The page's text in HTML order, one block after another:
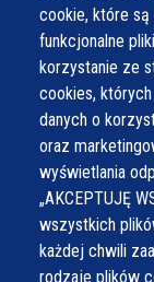
cookie, które są
funkcjonalne
korzystanie ze
cookies,
danych o
oraz
wyświetlania
„AKCEPTUJĘ
wszystkich
każdej chwili
rodzaje plików
Polecamy